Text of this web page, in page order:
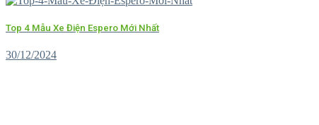
Top 4 Mẫu Xe Điện Espero Mới Nhất
30/12/2024